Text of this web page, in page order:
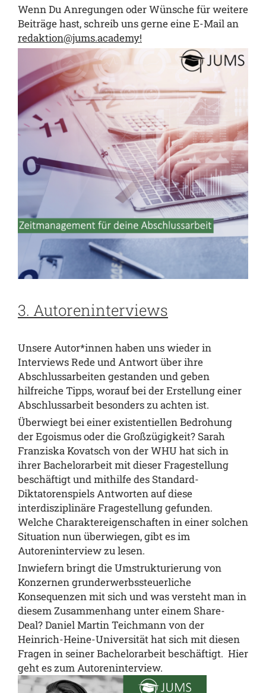
Wenn Du Anregungen oder Wünsche für weitere
Beiträge hast, schreib uns gerne eine E-Mail an
redaktion@jums.academy!
3. Autoreninterviews
Unsere Autor*innen haben uns wieder in
Interviews Rede und Antwort über ihre
Abschlussarbeiten gestanden und geben
hilfreiche Tipps, worauf bei der Erstellung einer
Abschlussarbeit besonders zu achten ist.
Überwiegt bei einer existentiellen Bedrohung
der Egoismus oder die Großzügigkeit? Sarah
Franziska Kovatschvon der WHU hat sich in
ihrer Bachelorarbeit mit dieser Fragestellung
beschäftigt und mithilfe des Standard-
Diktatorenspiels Antworten auf diese
interdisziplinäre Fragestellung gefunden.
Welche Charaktereigenschaften in einer solchen
Situation nun überwiegen, gibt esim
Autoreninterviewzu lesen.
Inwiefern bringt die Umstrukturierung von
Konzernen grunderwerbssteuerliche
Konsequenzen mit sich und was versteht man in
diesem Zusammenhang unter einem Share-
Deal?Daniel Martin Teichmannvon der
Heinrich-Heine-Universität hat sich mit diesen
Fragen in seiner Bachelorarbeit beschäftigt. Hier
geht es zum Autoreninterview.